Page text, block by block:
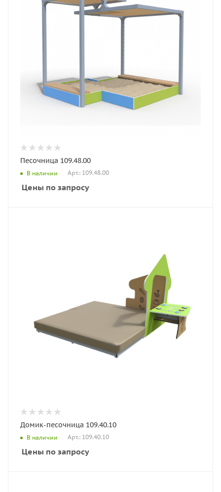
Песочница 109.48.00
В наличии Арт.: 109.48.00
Цены по запросу
Домик-песочница 109.40.10
В наличии Арт.: 109.40.10
Цены по запросу